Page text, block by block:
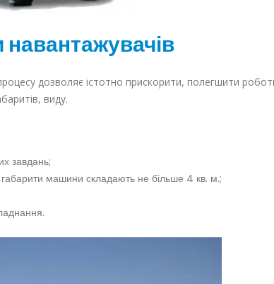
дозволяє істотно прискорити, полегшити
виду.
завдань;
габарити машини складають не більше 4 кв. м.;